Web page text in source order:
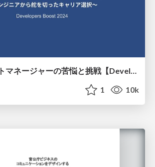
新人プロダクトマネージャーの苦悩と挑戦【Developers Boost2024登壇資料】
1 10k